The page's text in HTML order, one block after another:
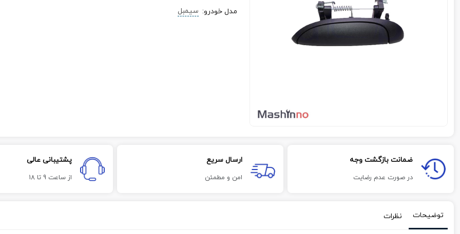
مدل خودرو: سیمبل
ضمانت بازگشت وجه
در صورت عدم رضایت
ارسال سریع
امن و مطمئن
پشتیبانی عالی
از ساعت 9 تا 18
توضیحات نظرات